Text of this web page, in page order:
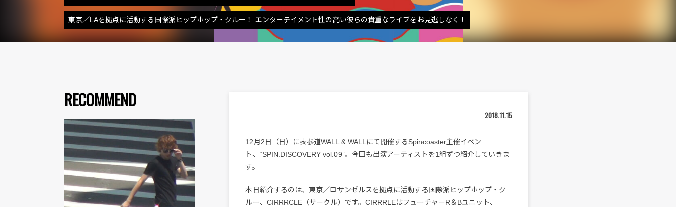
東京／LAを拠点に活動する国際派ヒップホップ・クルー！ エンターテイメント性の高い彼らの貴重なライブをお見逃しなく！
RECOMMEND
2018.11.15
12月2日（日）に表参道WALL & WALLにて開催するSpincoaster主催イベン
ト、“SPIN.DISCOVERY vol.09”。今回も出演アーティストを1組ずつ紹介していきま
す。
本日紹介するのは、東京／ロサンゼルスを拠点に活動する国際派ヒップホップ・ク
ルー、CIRRRCLE（サークル）です。CIRRRLEはフューチャーR＆Bユニット、